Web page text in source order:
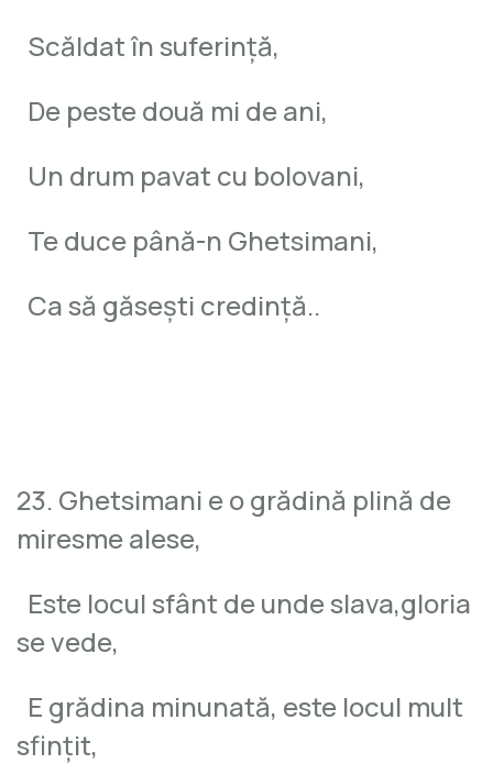
Scăldat în suferinţă,
De peste două mi de ani,
Un drum pavat cu bolovani,
Te duce până-n Ghetsimani,
Ca să găseşti credinţă..
23. Ghetsimani e o grădină plină de
miresme alese,
Este locul sfânt de unde slava,gloria
se vede,
E grădina minunată, este locul mult
sfinţit,